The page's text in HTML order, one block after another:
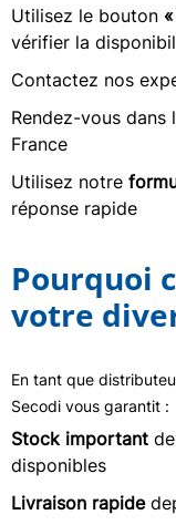
Utilisez le bouton
vérifier la
Contactez nos
Rendez-vous dans
France
Utilisez notre
réponse rapide
Pourquoi
votre
En tant que
Secodi vous garantit :
Stock important
disponibles
Livraison rapide